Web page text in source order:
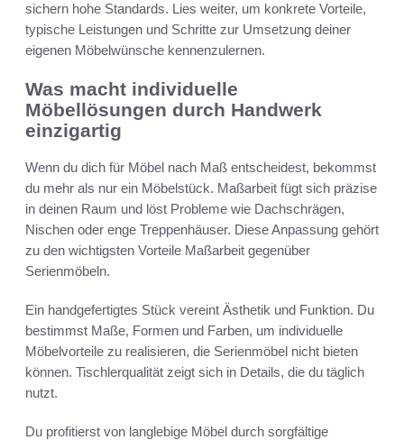
sichern hohe Standards. Lies weiter, um konkrete Vorteile,
typische Leistungen und Schritte zur Umsetzung deiner
eigenen Möbelwünsche kennenzulernen.
Was macht individuelle
Möbellösungen durch Handwerk
einzigartig
Wenn du dich für Möbel nach Maß entscheidest, bekommst
du mehr als nur ein Möbelstück. Maßarbeit fügt sich präzise
in deinen Raum und löst Probleme wie Dachschrägen,
Nischen oder enge Treppenhäuser. Diese Anpassung gehört
zu den wichtigsten Vorteile Maßarbeit gegenüber
Serienmöbeln.
Ein handgefertigtes Stück vereint Ästhetik und Funktion. Du
bestimmst Maße, Formen und Farben, um individuelle
Möbelvorteile zu realisieren, die Serienmöbel nicht bieten
können. Tischlerqualität zeigt sich in Details, die du täglich
nutzt.
Du profitierst von langlebige Möbel durch sorgfältige